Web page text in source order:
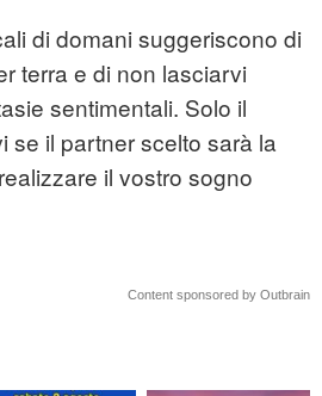
di domani suggeriscono di
terra e di non lasciarvi
sentimentali. Solo il
se il partner scelto sarà la
il vostro sogno
Content sponsored by Outbrain